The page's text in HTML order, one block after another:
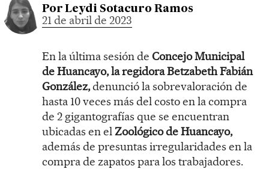
Por Leydi Sotacuro Ramos
21 de abril de 2023
En la última sesión de Concejo Municipal
de Huancayo, la regidora Betzabeth Fabián
González,denunció la sobrevaloración de
hasta 10 veces más del costo en la compra
de 2 gigantografías que se encuentran
ubicadas en elZoológico de Huancayo,
además de presuntas irregularidades en la
compra de zapatos para los trabajadores.